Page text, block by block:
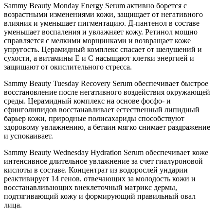
Sammy Beauty Monday Energy Serum активно борется с
возрастными изменениями кожи, защищает от негативного
влияния и уменьшает пигментацию. Д-пантенол в составе
уменьшает воспаления и увлажняет кожу. Ретинол мощно
справляется с мелкими морщинками и возвращает коже
упругость. Церамидный комплекс спасает от шелушений и
сухости, а витамины Е и С насыщают клетки энергией и
защищают от окислительного стресса.
Sammy Beauty Tuesday Recovery Serum обеспечивает быстрое
восстановление после негативного воздействия окружающей
среды. Церамидный комплекс на основе фосфо- и
сфинголипидов восстанавливает естественный липидный
барьер кожи, природные полисахариды способствуют
здоровому увлажнению, а бетаин мягко снимает раздражение
и успокаивает.
Sammy Beauty Wednesday Hydration Serum обеспечивает коже
интенсивное длительное увлажнение за счет гиалуроновой
кислоты в составе. Концентрат из водорослей ундарии
реактивирует 14 генов, отвечающих за молодость кожи и
восстанавливающих внеклеточный матрикс дермы,
подтягивающий кожу и формирующий правильный овал
лица.